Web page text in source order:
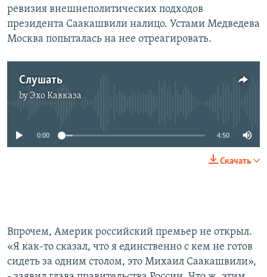
ревизия внешнеполитических подходов
президента Саакашвили налицо. Устами Медведева
Москва попыталась на нее отреагировать.
Слушать
by Эхо Кавказа
0:00 4:50
Скачать
Впрочем, Америк российский премьер не открыл.
«Я как-то сказал, что я единственно с кем не готов
сидеть за одним столом, это Михаил Саакашвили»,